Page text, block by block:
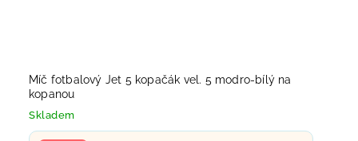
Míč fotbalový Jet 5 kopačák vel. 5 modro-bílý na
kopanou
Skladem